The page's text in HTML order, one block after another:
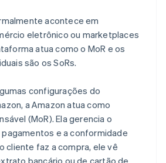
acontece em
eletrônico ou marketplaces
atua como o MoR e os
são os SoRs.
configurações do
a Amazon atua como
(MoR). Ela gerencia o
e a conformidade
cliente faz a compra, ele vê